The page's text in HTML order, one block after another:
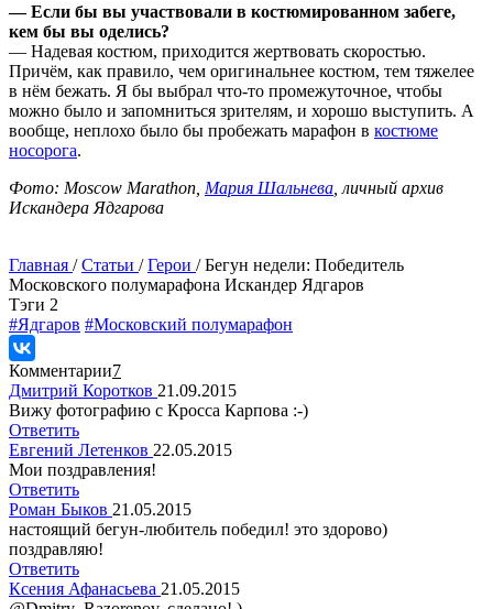
— Если бы вы участвовали в костюмированном забеге,
кем бы вы оделись?
— Надевая костюм, приходится жертвовать скоростью.
Причём, как правило, чем оригинальнее костюм, тем тяжелее
в нём бежать. Я бы выбрал что-то промежуточное, чтобы
можно было и запомниться зрителям, и хорошо выступить. А
вообще, неплохо было бы пробежать марафон в костюме
носорога.
Фото: Moscow Marathon, Мария Шальнева , личный архив
Искандера Ядгарова
Главная /Статьи /Герои /Бегун недели: Победитель
Московского полумарафона Искандер Ядгаров
Tэги 2
#Ядгаров #Московский полумарафон
Комментарии7
Дмитрий Коротков 21.09.2015
Вижу фотографию с Кросса Карпова :-)
Ответить
Евгений Летенков 22.05.2015
Мои поздравления!
Ответить
Роман Быков 21.05.2015
настоящий бегун-любитель победил! это здорово)
поздравляю!
Ответить
Ксения Афанасьева 21.05.2015